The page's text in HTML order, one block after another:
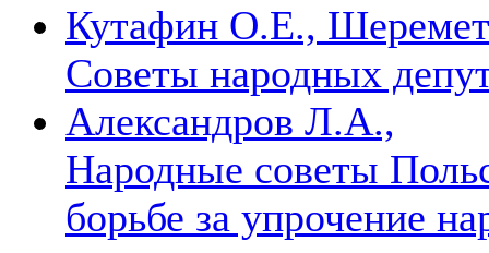
Кутафин О.Е.,
Советы народных
Александров Л.А.,
Народные советы
борьбе за упрочение